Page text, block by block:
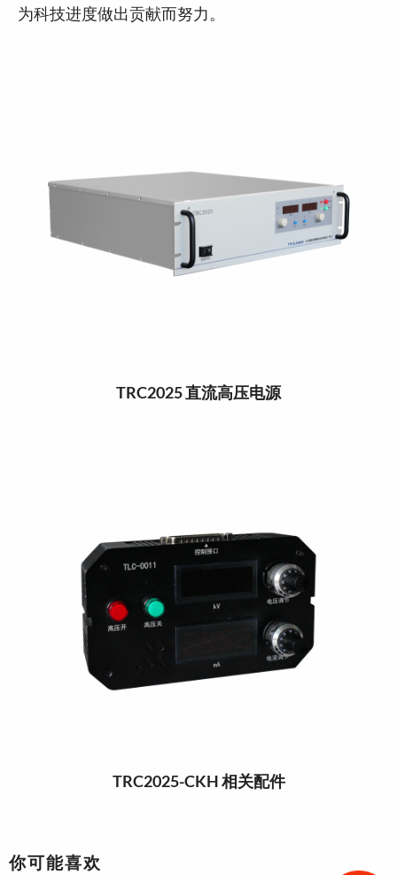
为科技进度做出贡献而努力。
TRC2025 直流高压电源
TRC2025-CKH 相关配件
你可能喜欢